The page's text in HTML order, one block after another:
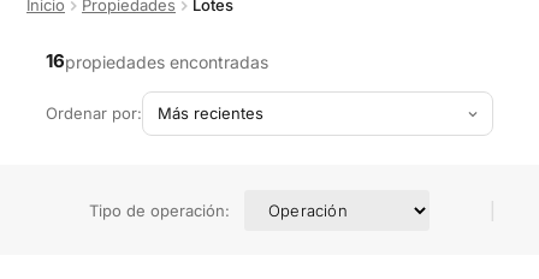
Inicio Propiedades Lotes
16propiedades encontradas
Ordenar por:
Tipo de operación: